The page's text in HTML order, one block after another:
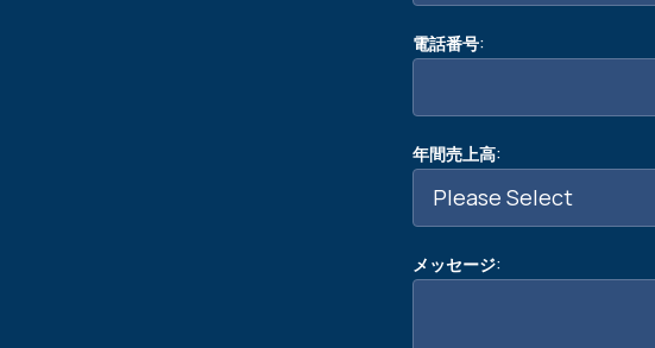
電話番号:
年間売上高:
メッセージ: